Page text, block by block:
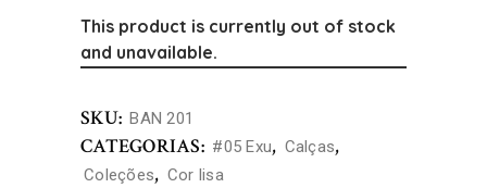
This product is currently out of stock
and unavailable.
SKU: BAN 201
CATEGORIAS: #05 Exu, Calças,
Coleções, Cor lisa